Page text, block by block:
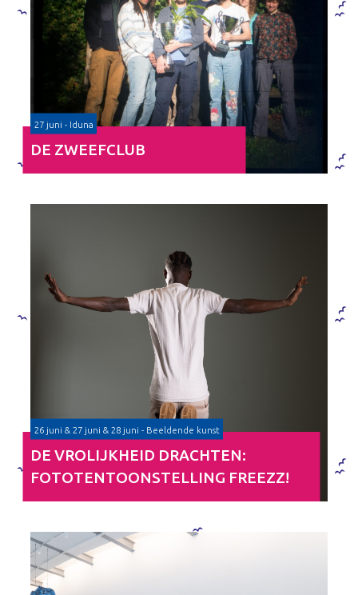
27 juni - Iduna
DE ZWEEFCLUB
26 juni & 27 juni & 28 juni - Beeldende kunst
DE VROLIJKHEID DRACHTEN:
FOTOTENTOONSTELLING FREEZZ!